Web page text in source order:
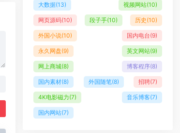
大数据(13) 视频网站(10)
网页源码(10) 段子手(10) 历史 (10)
外国小说(10) 国内电台(9)
永久网盘(9) 英文网站(9)
网上商城(8) 博客程序(8)
国内素材(8) 外国随笔(8) 招聘(7)
4K电影磁力(7) 音乐博客(7)
国内网站(7)